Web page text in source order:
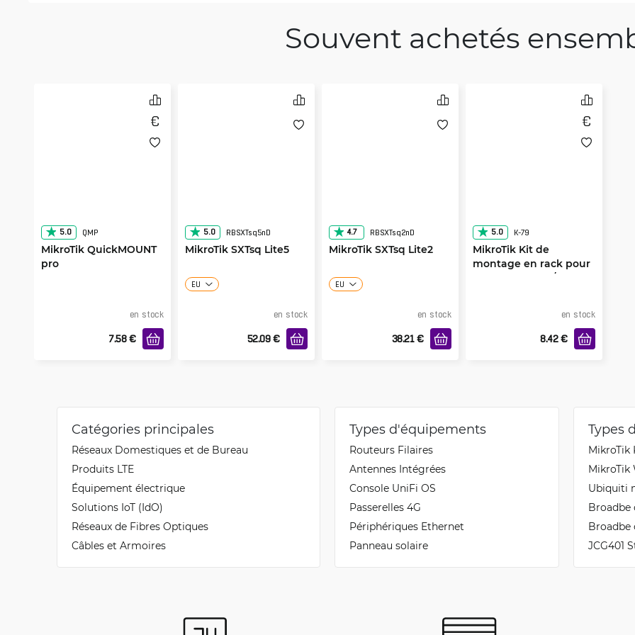
Souvent achetés
5.0 QMP
MikroTik QuickMOUNT
pro
en stock
7.58 €
5.0 RBSXTsq5nD
MikroTik SXTsq Lite5
EU
en stock
52.09 €
4.7 RBSXTsq2nD
MikroTik SXTsq Lite2
EU
en stock
38.21 €
5.0 K-79
MikroTik Kit de
montage en rack pour
la série RB5009/L009
en stock
8.42 €
Catégories principales
Réseaux Domestiques et de Bureau
Produits LTE
Équipement électrique
Solutions IoT (IdO)
Réseaux de Fibres Optiques
Câbles et Armoires
Types d'équipements
Routeurs Filaires
Antennes Intégrées
Console UniFi OS
Passerelles 4G
Périphériques Ethernet
Panneau solaire
Types
MikroTik
MikroTik
Ubiquiti
Broadbe
Broadbe
JCG401